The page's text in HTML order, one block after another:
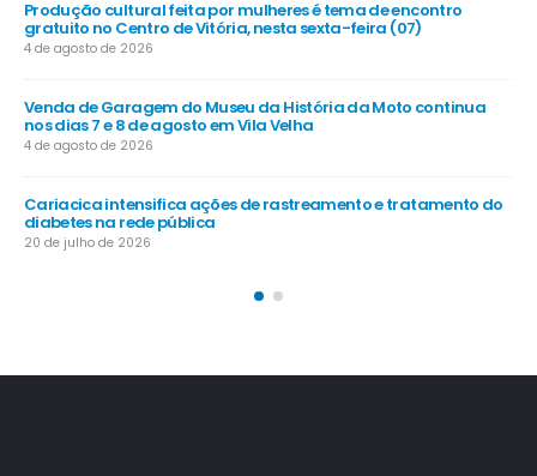
encontro
(07)
continua
tratamento do
MP das dívidas rurais prevê juros a partir de 5% ao
16 de julho de 2026
Santa Maria de Jetibá recebe investimentos em
infraestrutura e apoio ao agro
6 de junho de 2026
Estoques baixos: doadores de sangue são
convocados para comparecer ao Hemoes